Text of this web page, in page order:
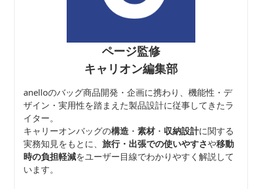
ページ監修
キャリオン編集部
anelloのバッグ商品開発・企画に携わり、機能性・デ
ザイン・実用性を踏まえた製品設計に従事してきたラ
イター。
キャリーオンバッグの構造 ・ 素材・ 収納設計に関する
実務知見をもとに、 旅行・出張での使いやすさや移動
時の負担軽減をユーザー目線でわかりやすく解説して
います。